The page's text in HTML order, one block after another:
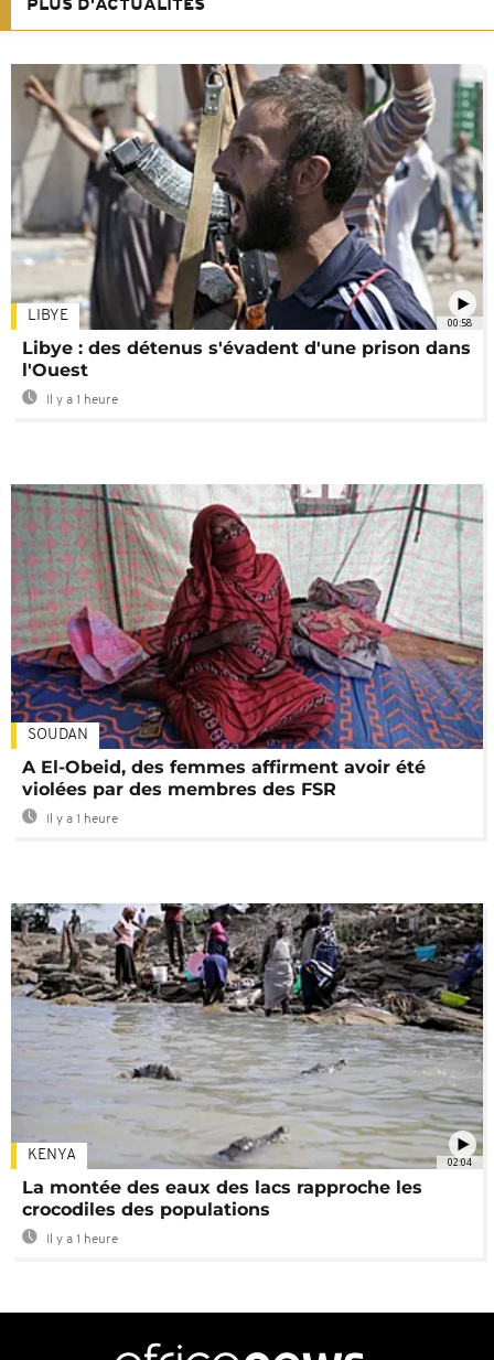
PLUS D'ACTUALITÉS
00:58
LIBYE
Libye : des détenus s'évadent d'une prison dans
l'Ouest
Il y a 1 heure
SOUDAN
A El-Obeid, des femmes affirment avoir été
violées par des membres des FSR
Il y a 1 heure
02:04
KENYA
La montée des eaux des lacs rapproche les
crocodiles des populations
Il y a 1 heure